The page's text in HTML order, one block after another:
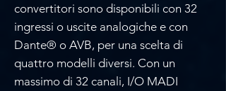
convertitori sono disponibili con 32
ingressi o uscite analogiche e con
Dante® o AVB, per una scelta di
quattro modelli diversi. Con un
massimo di 32 canali, I/O MADI